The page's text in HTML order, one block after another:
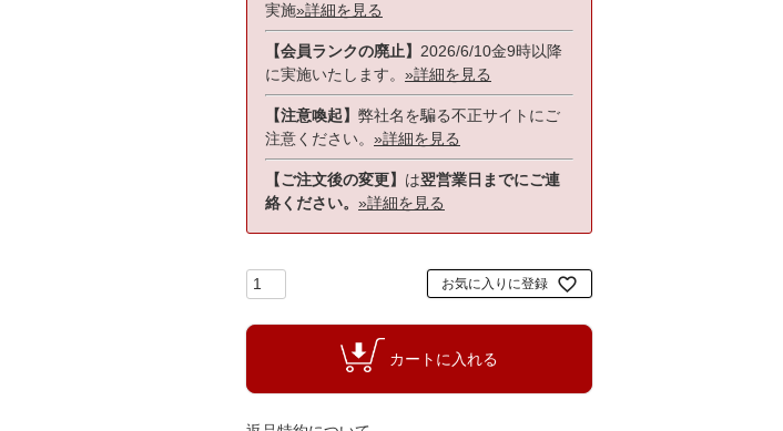
実施»詳細を見る
【会員ランクの廃止】 2026/6/10金9時以降
に実施いたします。 »詳細を見る
【注意喚起】 弊社名を騙る不正サイトにご
注意ください。 »詳細を見る
【ご注文後の変更】 は翌営業日までにご連
絡ください。 »詳細を見る
お気に入りに登録
カートに入れる